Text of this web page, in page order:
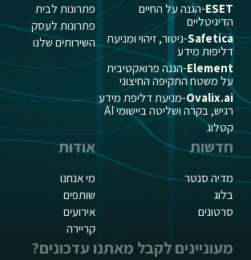
ESET-הגנה על החיים
הדיגיטליים
Safetica-ניטור, זיהוי ומניעת
דליפות מידע
Element-הגנה פרואקטיבית
על משטח התקיפה החיצוני
Ovalix.ai-מניעת דליפת מידע
רגיש, בקרה ושליטה ביישומי AI
קטלוג
פתרונות לבית
פתרונות לעסק
השירותים שלנו
חדשות
מדיה סנטר
בלוג
סרטונים
אודות
מי אנחנו
שותפים
אירועים
קריירה
מעוניינים לקבל מאתנו עדכונים?